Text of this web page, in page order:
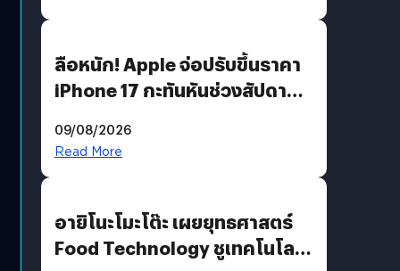
ลือหนัก! Apple จ่อปรับขึ้นราคา
iPhone 17 กะทันหันช่วงสัปดาห์ที่
09/08/2026
Read More
อายิโนะโมะโต๊ะ เผยยุทธศาสตร์
Food Technology ชูเทคโนโลยี